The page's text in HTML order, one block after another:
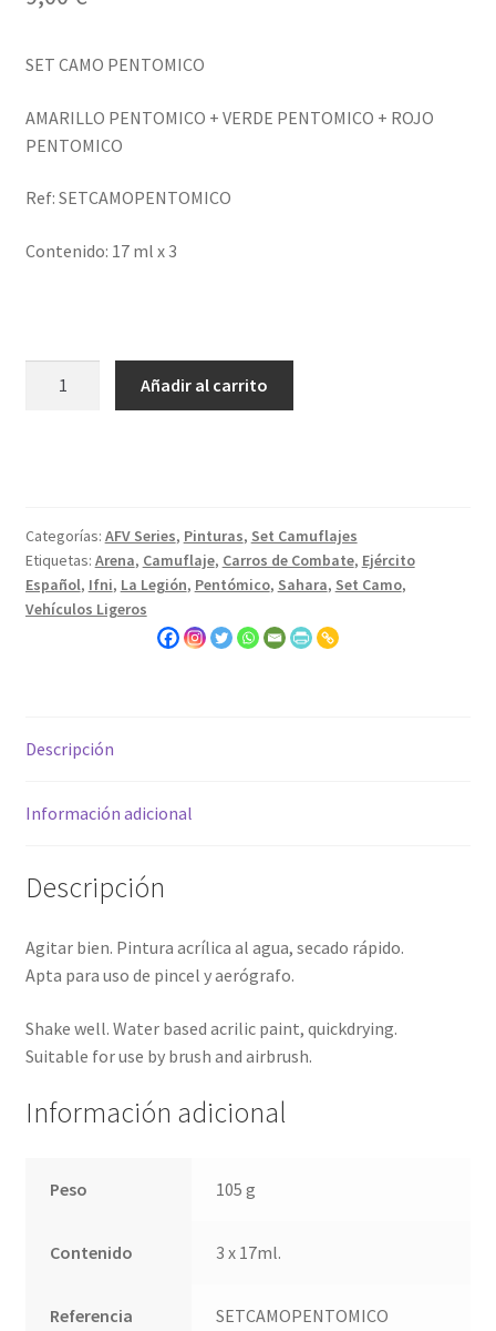
SET CAMO PENTOMICO
AMARILLO PENTOMICO + VERDE PENTOMICO + ROJO
PENTOMICO
Ref: SETCAMOPENTOMICO
Contenido: 17 ml x 3
Añadir al carrito
Categorías: AFV Series, Pinturas, Set Camuflajes
Etiquetas: Arena, Camuflaje, Carros de Combate, Ejército
Español, Ifni, La Legión, Pentómico, Sahara, Set Camo,
Vehículos Ligeros
Descripción
Información adicional
Descripción
Agitar bien. Pintura acrílica al agua, secado rápido.
Apta para uso de pincel y aerógrafo.
Shake well. Water based acrilic paint, quickdrying.
Suitable for use by brush and airbrush.
Información adicional
Peso 105 g
Contenido 3 x 17ml.
Referencia SETCAMOPENTOMICO